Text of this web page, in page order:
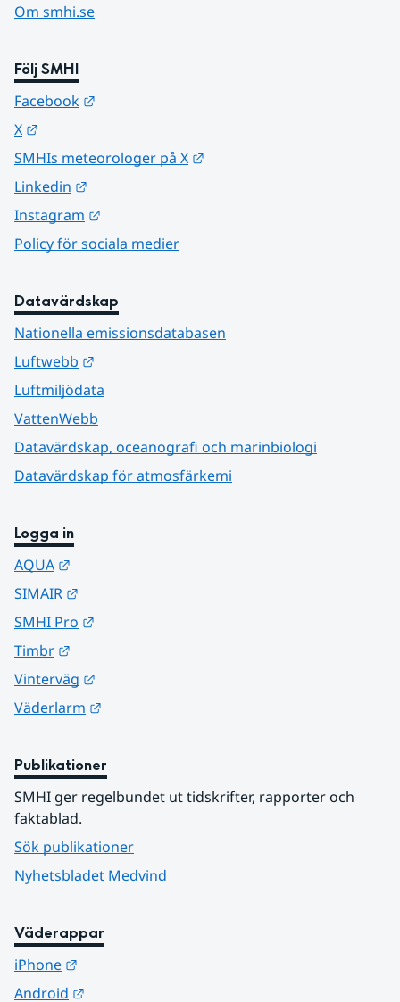
Om smhi.se
Följ SMHI
Facebook
X
SMHIs meteorologer på X
Linkedin
Instagram
Policy för sociala medier
Datavärdskap
Nationella emissionsdatabasen
Luftwebb
Luftmiljödata
VattenWebb
Datavärdskap, oceanografi och marinbiologi
Datavärdskap för atmosfärkemi
Logga in
AQUA
SIMAIR
SMHI Pro
Timbr
Vinterväg
Väderlarm
Publikationer
SMHI ger regelbundet ut tidskrifter, rapporter och
faktablad.
Sök publikationer
Nyhetsbladet Medvind
Väderappar
iPhone
Android